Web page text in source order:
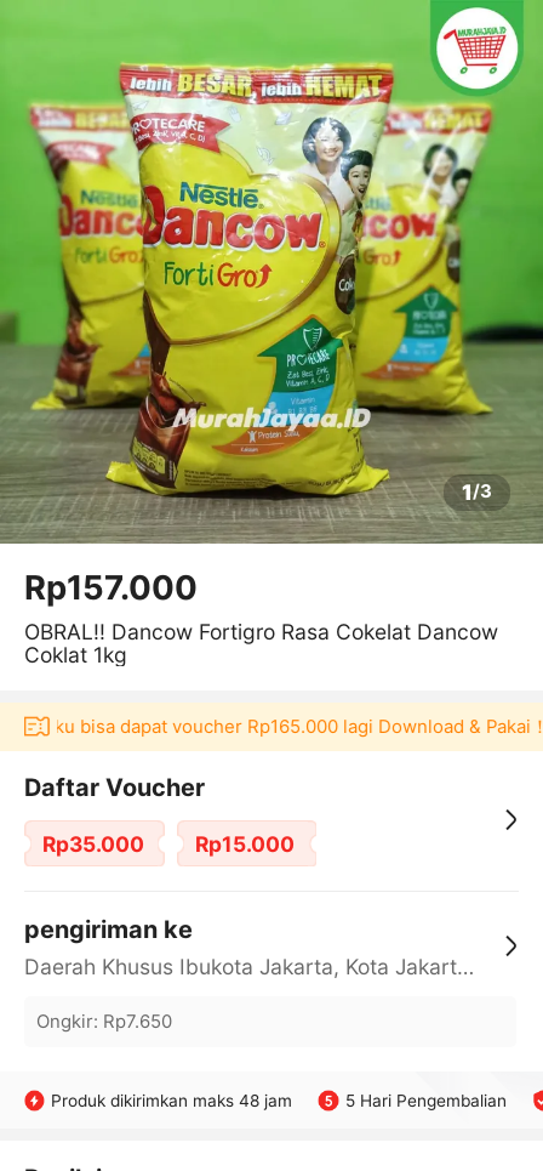
1/3
Rp157.000
OBRAL!! Dancow Fortigro Rasa Cokelat Dancow
Coklat 1kg
bisa dapat voucher Rp165.000 lagi Download & Pakai！
Daftar Voucher
Rp35.000 Rp15.000
pengiriman ke
Daerah Khusus Ibukota Jakarta, Kota Jakarta Barat, Cengkareng, yy
Ongkir: Rp7.650
Produk dikirimkan maks 48 jam 5 Hari Pengembalian